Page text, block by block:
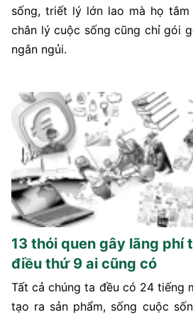
sống, triết lý lớn lao mà họ tâm
chân lý cuộc sống cũng chỉ gói
ngắn ngủi.
13 thói quen gây lãng phí
điều thứ 9 ai cũng có
Tất cả chúng ta đều có 24 tiếng
tạo ra sản phẩm, sống cuộc